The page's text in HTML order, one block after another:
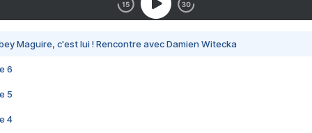
Maguire, c'est lui ! Rencontre avec Damien Witecka
6
5
4